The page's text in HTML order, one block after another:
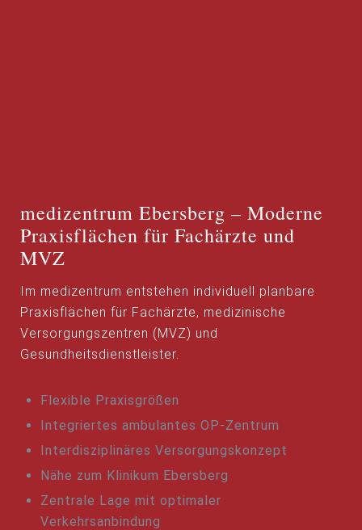
medizentrum Ebersberg – Moderne
Praxisflächen für Fachärzte und
MVZ
Im medizentrum entstehen individuell planbare
Praxisflächen für Fachärzte, medizinische
Versorgungszentren (MVZ) und
Gesundheitsdienstleister.
Flexible Praxisgrößen
Integriertes ambulantes OP-Zentrum
Interdisziplinäres Versorgungskonzept
Nähe zum Klinikum Ebersberg
Zentrale Lage mit optimaler
Verkehrsanbindung